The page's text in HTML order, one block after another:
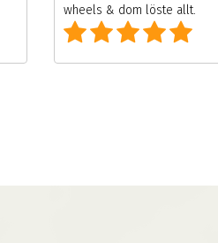
wheels & dom löste allt.